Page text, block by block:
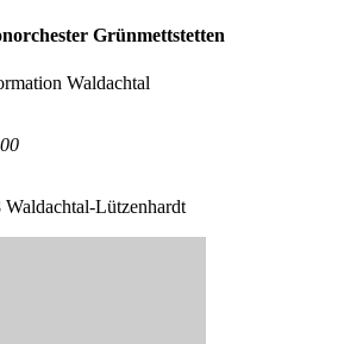
Grünmettstetten
Waldachtal
Waldachtal-Lützenhardt